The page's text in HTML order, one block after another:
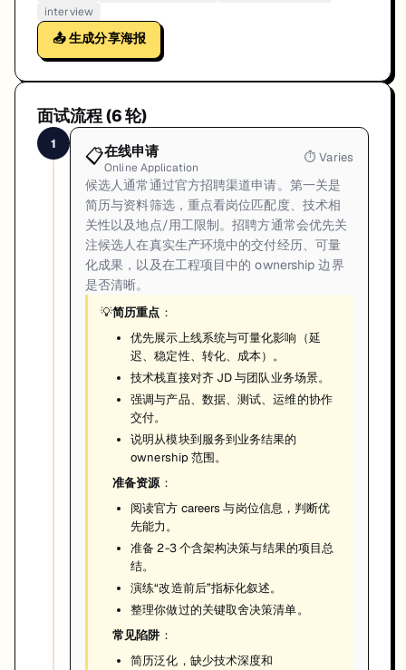
interview
📤 生成分享海报
面试流程 (6轮)
1
📋在线申请
Online Application
⏱Varies
候选人通常通过官方招聘渠道申请。第一关是
简历与资料筛选，重点看岗位匹配度、技术相
关性以及地点/用工限制。招聘方通常会优先关
注候选人在真实生产环境中的交付经历、可量
化成果，以及在工程项目中的 ownership 边界
是否清晰。
💡简历重点 ：
优先展示上线系统与可量化影响（延
迟、稳定性、转化、成本）。
技术栈直接对齐 JD 与团队业务场景。
强调与产品、数据、测试、运维的协作
交付。
说明从模块到服务到业务结果的
ownership 范围。
准备资源：
阅读官方 careers 与岗位信息，判断优
先能力。
准备 2-3 个含架构决策与结果的项目总
结。
演练“改造前后”指标化叙述。
整理你做过的关键取舍决策清单。
常见陷阱 ：
简历泛化，缺少技术深度和